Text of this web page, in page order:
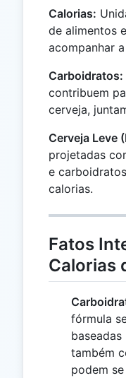
Calorias:
de alimentos
acompanhar
Carboidratos:
contribuem
cerveja,
Cerveja Leve
projetadas
e
calorias.
Fatos
Calorias
fórmula
também
podem